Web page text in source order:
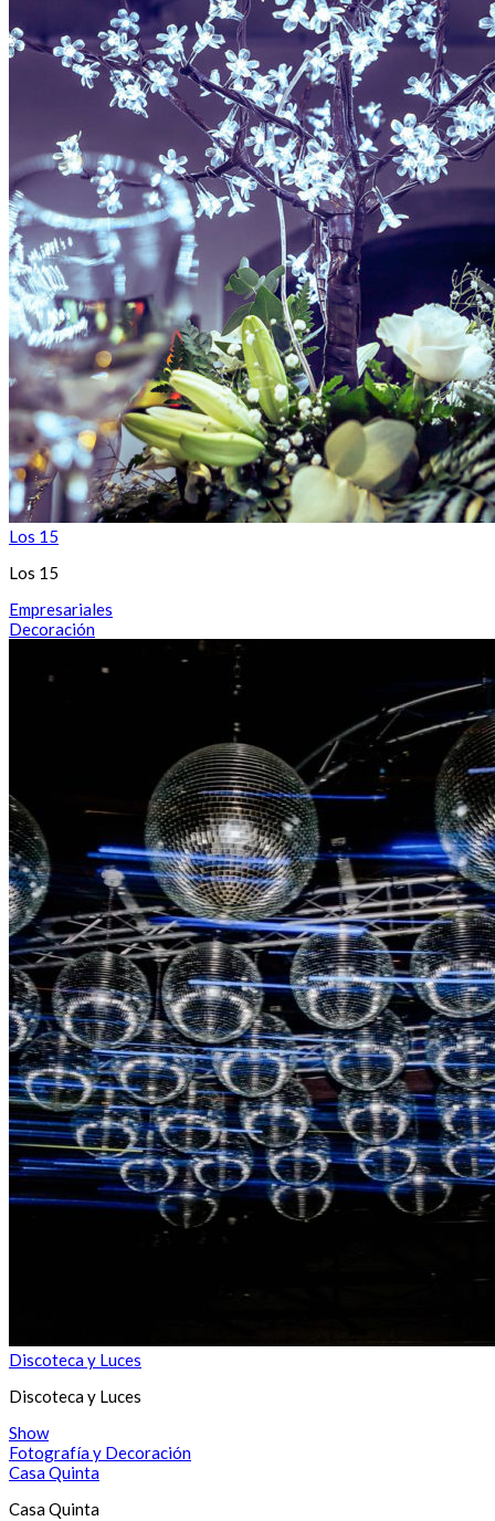
Los 15
Los 15
Empresariales
Decoración
Discoteca y Luces
Discoteca y Luces
Show
Fotografía y Decoración
Casa Quinta
Casa Quinta